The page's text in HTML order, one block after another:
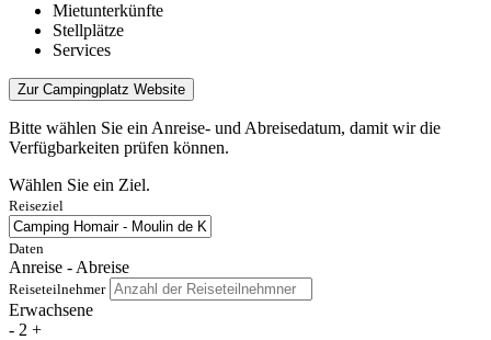
Mietunterkünfte
Stellplätze
Services
Zur Campingplatz Website
Bitte wählen Sie ein Anreise- und Abreisedatum, damit wir die
Verfügbarkeiten prüfen können.
Wählen Sie ein Ziel.
Reiseziel
Daten
Anreise - Abreise
Reiseteilnehmer
Erwachsene
- 2 +